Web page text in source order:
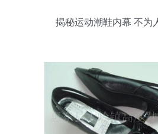
揭秘运动潮鞋内幕 不为